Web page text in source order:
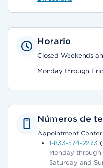
Horario
Closed Weekends
Monday through
Números de
Appointment Center
1-833-574-2273
Monday through
Saturday and